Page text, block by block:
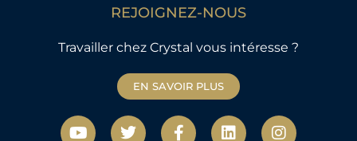
REJOIGNEZ-NOUS
Travailler chez Crystal vous intéresse ?
EN SAVOIR PLUS
Y
T
F
L
I